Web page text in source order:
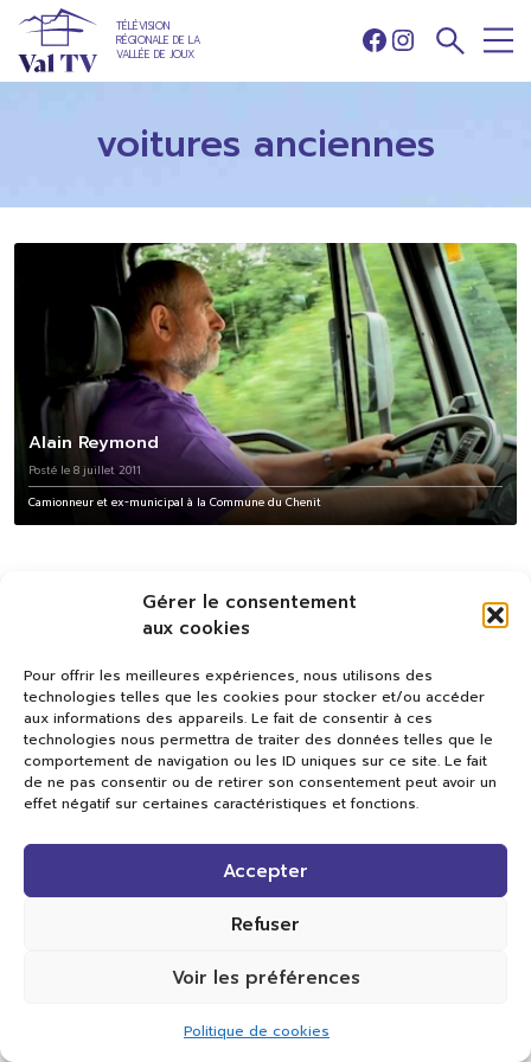
Gérer le consentement
aux cookies
Pour offrir les meilleures expériences, nous utilisons des
technologies telles que les cookies pour stocker et/ou accéder
aux informations des appareils. Le fait de consentir à ces
technologies nous permettra de traiter des données telles que le
comportement de navigation ou les ID uniques sur ce site. Le fait
de ne pas consentir ou de retirer son consentement peut avoir un
effet négatif sur certaines caractéristiques et fonctions.
Accepter
Refuser
Voir les préférences
Politique de cookies
TÉLÉVISION
RÉGIONALE DE LA
VALLÉE DE JOUX
Facebook
Instagram
voitures anciennes
Alain Reymond
Posté le 8 juillet 2011
Camionneur et ex-municipal à la Commune du Chenit
Val TV
Centre de Compétences Médias
Rue du Pont-Neuf 24
Tous droits réservés.
Réalisation Cavin-Baudat Digital Lab